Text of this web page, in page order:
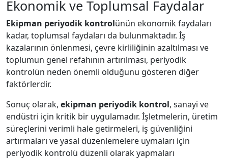
Ekonomik ve Toplumsal Faydalar
Ekipman periyodik kontrolünün ekonomik faydaları
kadar, toplumsal faydaları da bulunmaktadır. İş
kazalarının önlenmesi, çevre kirliliğinin azaltılması ve
toplumun genel refahının artırılması, periyodik
kontrolün neden önemli olduğunu gösteren diğer
faktörlerdir.
Sonuç olarak, ekipman periyodik kontrol, sanayi ve
endüstri için kritik bir uygulamadır. İşletmelerin, üretim
süreçlerini verimli hale getirmeleri, iş güvenliğini
artırmaları ve yasal düzenlemelere uymaları için
periyodik kontrolü düzenli olarak yapmaları